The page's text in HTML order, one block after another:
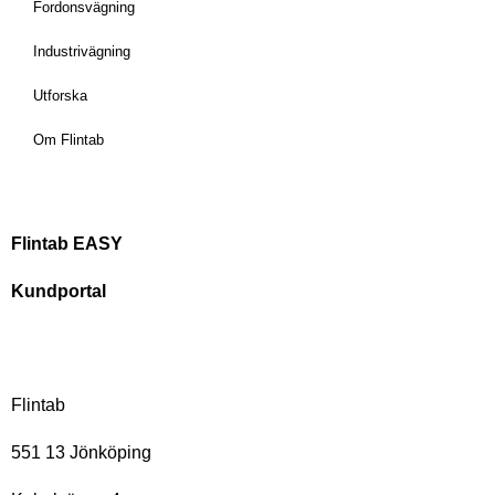
Fordonsvägning
Industrivägning
Utforska
Om Flintab
Flintab EASY
Kundportal
Flintab
551 13 Jönköping